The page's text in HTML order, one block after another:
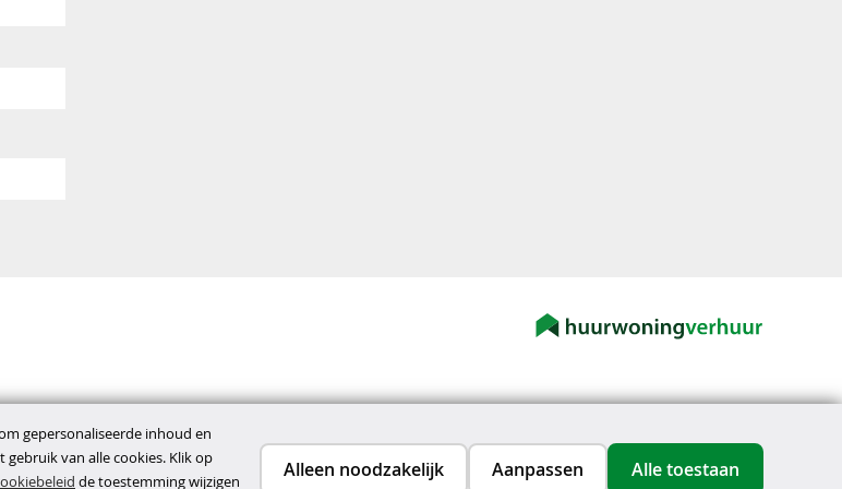
gepersonaliseerde inhoud en
van alle cookies. Klik op
de toestemming wijzigen Alleen noodzakelijk Aanpassen Alle toestaan